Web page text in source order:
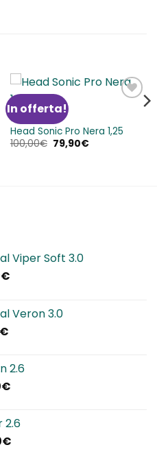
In offerta!
dei
desideri
CORDE
Head Sonic Pro Nera 1,25
100,00€ Il
prezzo
79,90€Il
Viper Soft 3.0
€Il
è:
Veron 3.0
€Il
è:
134,90€.
2.6
€Il
è:
144,00€.
2.6
€Il